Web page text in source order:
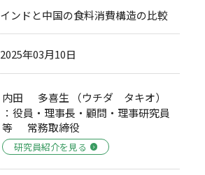
インドと中国の食料消費構造の比較
2025年03月10日
内田 多喜生 （ウチダ タキオ）
：役員・理事長・顧問・理事研究員
等 常務取締役
研究員紹介を見る